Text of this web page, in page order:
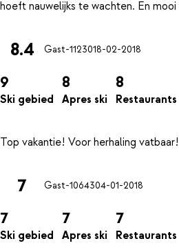
8.4 Gast-1123018-02-2018
9
Ski gebied
8
Apres ski
8
Restaurants
7 Gast-1064304-01-2018
7
Ski gebied
7
Apres ski
7
Restaurants